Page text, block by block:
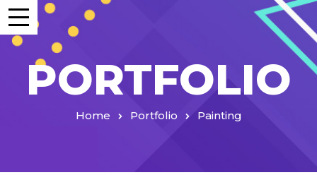
PORTFOLIO
Home Portfolio Painting